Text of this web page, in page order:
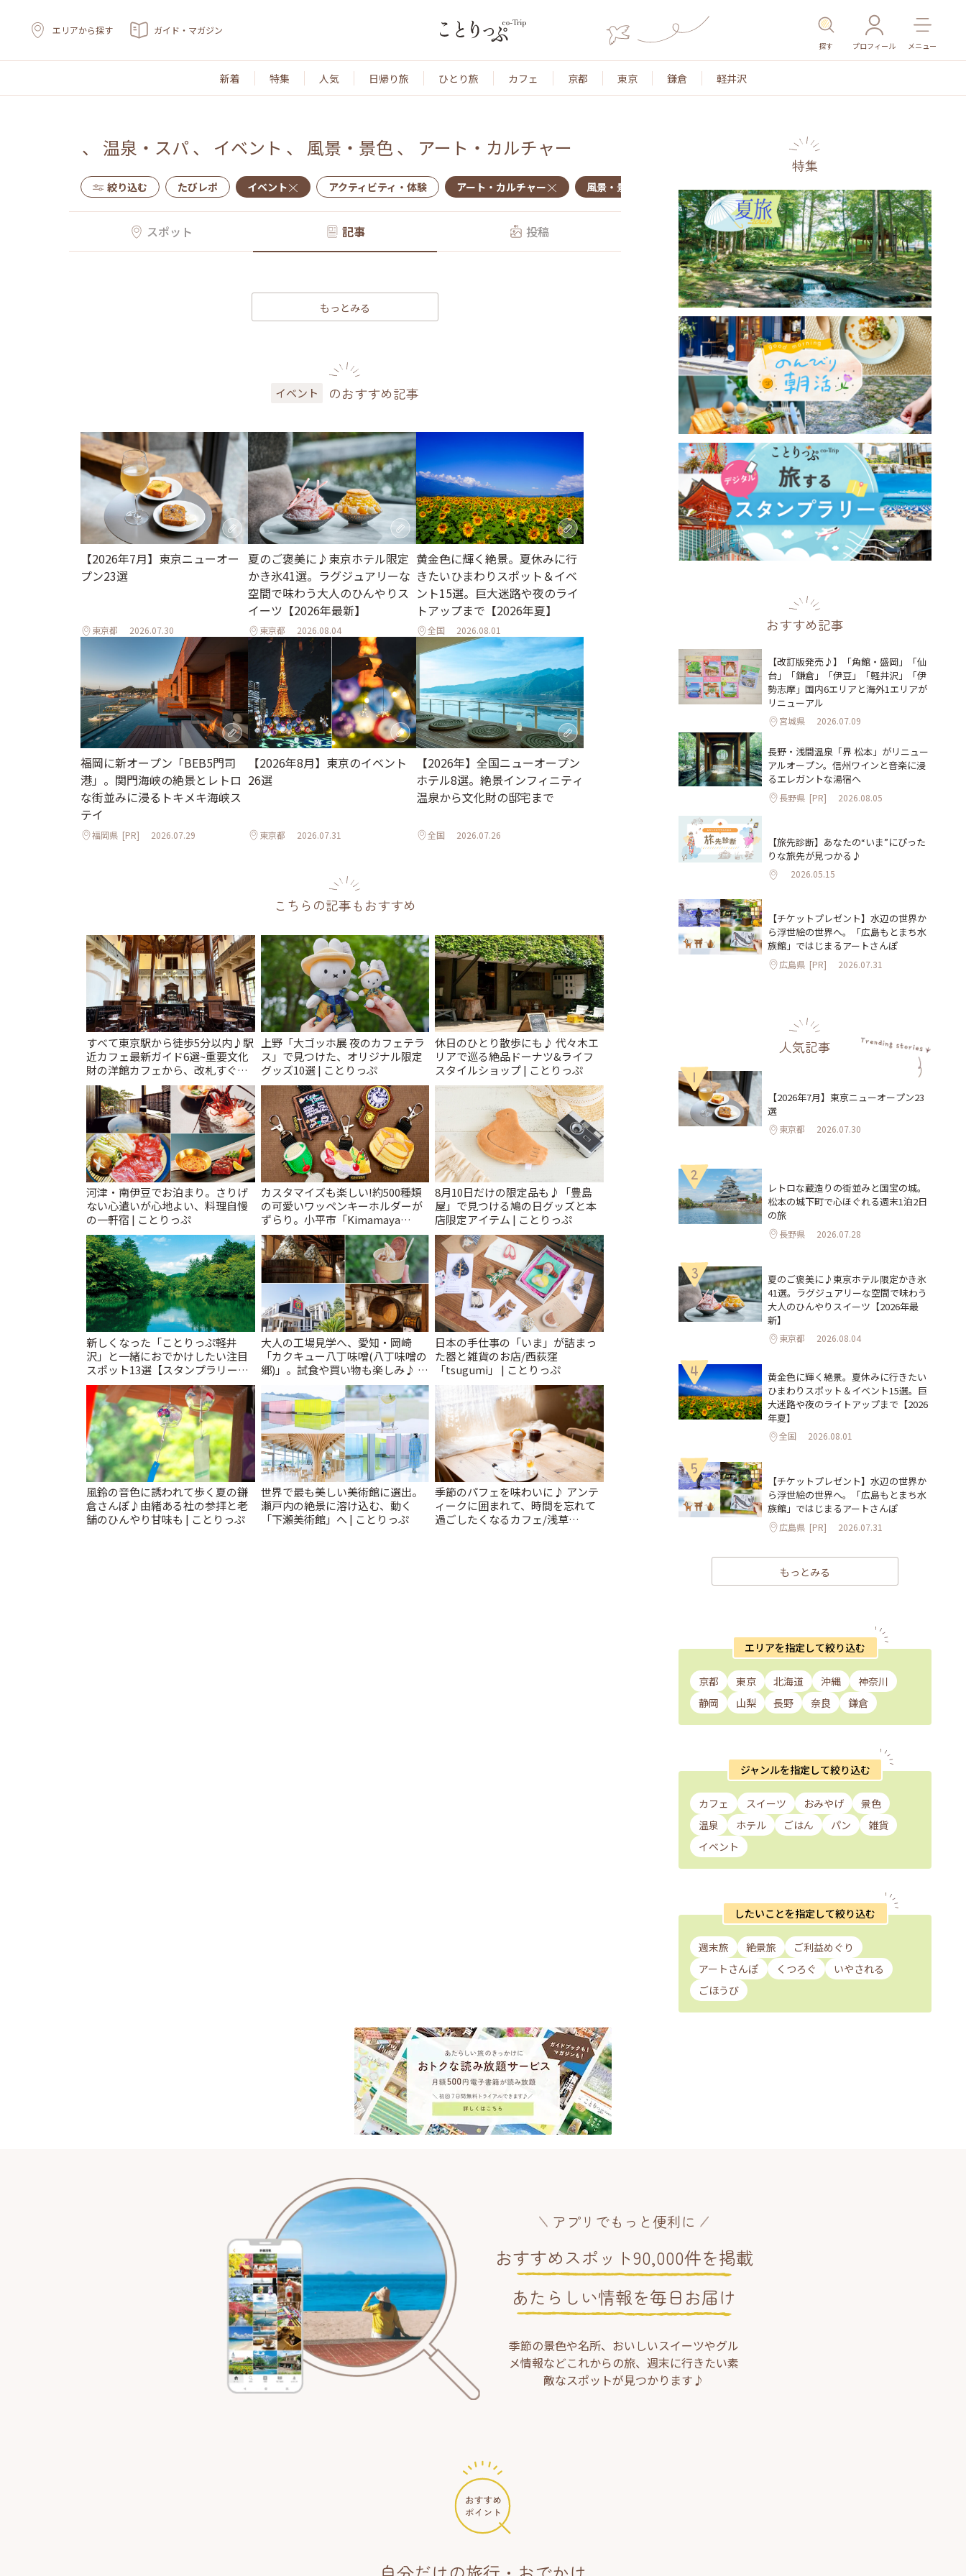
エリアから探す ガイド・マガジン
探す プロフィール メニュー
新着 特集 人気 日帰り旅 ひとり旅 カフェ 京都 東京 鎌倉 軽井沢
、 温泉・スパ 、 イベント 、 風景・景色 、 アート・カルチャー
絞り込む たびレポ イベント アクティビティ・体験 アート・カルチャー 風景・景色 名所・旧跡 温泉・スパ その他施設 ごはん
スポット 記事 投稿
もっとみる
イベント のおすすめ記事
【2026年7月】東京ニューオー
プン23選
東京都 2026.07.30
夏のご褒美に♪東京ホテル限定
かき氷41選。ラグジュアリーな
空間で味わう大人のひんやりス
イーツ【2026年最新】
東京都 2026.08.04
黄金色に輝く絶景。夏休みに行
きたいひまわりスポット＆イベ
ント15選。巨大迷路や夜のライ
トアップまで【2026年夏】
全国 2026.08.01
福岡に新オープン「BEB5門司
港」。関門海峡の絶景とレトロ
な街並みに浸るトキメキ海峡ス
テイ
福岡県 [PR] 2026.07.29
【2026年8月】東京のイベント
26選
東京都 2026.07.31
【2026年】全国ニューオープン
ホテル8選。絶景インフィニティ
温泉から文化財の邸宅まで
全国 2026.07.26
こちらの記事もおすすめ
すべて東京駅から徒歩5分以内♪駅
近カフェ最新ガイド6選~重要文化
財の洋館カフェから、改札すぐの
レトロ喫茶まで~ | ことりっぷ
上野「大ゴッホ展 夜のカフェテラ
ス」で見つけた、オリジナル限定
グッズ10選 | ことりっぷ
休日のひとり散歩にも♪ 代々木エ
リアで巡る絶品ドーナツ&ライフ
スタイルショップ | ことりっぷ
河津・南伊豆でお泊まり。さりげ
ない心遣いが心地よい、料理自慢
の一軒宿 | ことりっぷ
カスタマイズも楽しい!約500種類
の可愛いワッペンキーホルダーが
ずらり。小平市「Kimamaya
T&K」 | ことりっぷ
8月10日だけの限定品も♪「豊島
屋」で見つける鳩の日グッズと本
店限定アイテム | ことりっぷ
新しくなった「ことりっぷ軽井
沢」と一緒におでかけしたい注目
スポット13選【スタンプラリー開
催中】 | ことりっぷ
大人の工場見学へ、愛知・岡崎
「カクキュー八丁味噌(八丁味噌の
郷)」。試食や買い物も楽しみ♪ |
日本の手仕事の「いま」が詰まっ
た器と雑貨のお店/西荻窪
「tsugumi」 | ことりっぷ
風鈴の音色に誘われて歩く夏の鎌
倉さんぽ♪由緒ある社の参拝と老
舗のひんやり甘味も | ことりっぷ
世界で最も美しい美術館に選出。
瀬戸内の絶景に溶け込む、動く
「下瀬美術館」へ | ことりっぷ
季節のパフェを味わいに♪ アンテ
ィークに囲まれて、時間を忘れて
過ごしたくなるカフェ/浅草
特集
おすすめ記事
【改訂版発売♪】「角館・盛岡」「仙
台」「鎌倉」「伊豆」「軽井沢」「伊
勢志摩」国内6エリアと海外1エリアが
リニューアル
宮城県 2026.07.09
長野・浅間温泉「界 松本」がリニュー
アルオープン。信州ワインと音楽に浸
るエレガントな湯宿へ
長野県 [PR] 2026.08.05
【旅先診断】あなたの“いま”にぴった
りな旅先が見つかる♪
2026.05.15
【チケットプレゼント】水辺の世界か
ら浮世絵の世界へ。「広島もとまち水
族館」ではじまるアートさんぽ
広島県 [PR] 2026.07.31
人気記事
1
【2026年7月】東京ニューオープン23
選
東京都 2026.07.30
2
レトロな蔵造りの街並みと国宝の城。
松本の城下町で心ほぐれる週末1泊2日
の旅
長野県 2026.07.28
3
夏のご褒美に♪東京ホテル限定かき氷
41選。ラグジュアリーな空間で味わう
大人のひんやりスイーツ【2026年最
新】
東京都 2026.08.04
4
黄金色に輝く絶景。夏休みに行きたい
ひまわりスポット＆イベント15選。巨
大迷路や夜のライトアップまで【2026
年夏】
全国 2026.08.01
5
【チケットプレゼント】水辺の世界か
ら浮世絵の世界へ。「広島もとまち水
族館」ではじまるアートさんぽ
広島県 [PR] 2026.07.31
もっとみる
エリアを指定して絞り込む
京都 東京 北海道 沖縄
神奈川
静岡
山梨 長野 奈良 鎌倉
ジャンルを指定して絞り込む
カフェ スイーツ おみやげ
景色
温泉
ホテル ごはん パン
雑貨
イベント
したいことを指定して絞り込む
週末旅 絶景旅
ご利益めぐり
アートさんぽ
くつろぐ
いやされる
ごほうび
アプリでもっと便利に
おすすめスポット90,000件を掲載
あたらしい情報を毎日お届け
季節の景色や名所、おいしいスイーツやグル
メ情報などこれからの旅、週末に行きたい素
敵なスポットが見つかります♪